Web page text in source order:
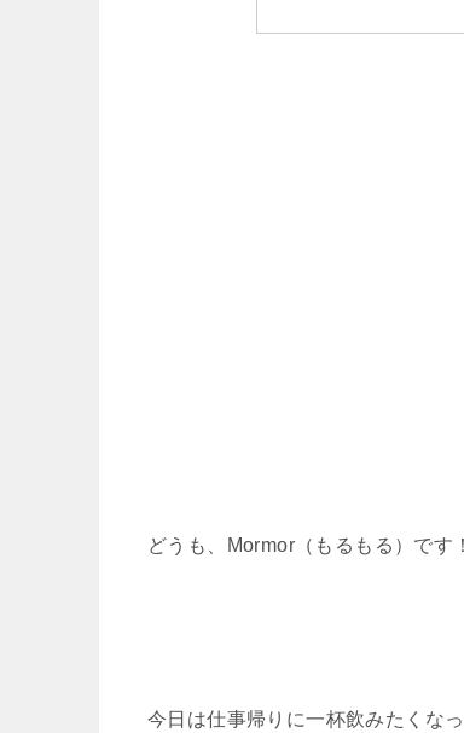
どうも、Mormor（もるもる）です！
今日は仕事帰りに一杯飲みたくなっ